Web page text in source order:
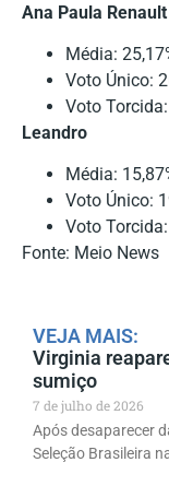
Ana Paula Renault
Média:
Voto Único:
Voto
Leandro
Média:
Voto Único:
Voto
Fonte: Meio News
VEJA MAIS:
Virginia
sumiço
7 de julho de 2026
Após desaparecer
Seleção Brasileira